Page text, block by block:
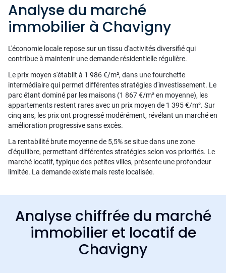
Analyse du marché
immobilier à Chavigny
L'économie locale repose sur un tissu d'activités diversifié qui
contribue à maintenir une demande résidentielle régulière.
Le prix moyen s'établit à 1 986 €/m², dans une fourchette
intermédiaire qui permet différentes stratégies d'investissement. Le
parc étant dominé par les maisons (1 867 €/m² en moyenne), les
appartements restent rares avec un prix moyen de 1 395 €/m². Sur
cinq ans, les prix ont progressé modérément, révélant un marché en
amélioration progressive sans excès.
La rentabilité brute moyenne de 5,5% se situe dans une zone
d'équilibre, permettant différentes stratégies selon vos priorités. Le
marché locatif, typique des petites villes, présente une profondeur
limitée. La demande existe mais reste localisée.
Analyse chiffrée du marché
immobilier et locatif de
Chavigny